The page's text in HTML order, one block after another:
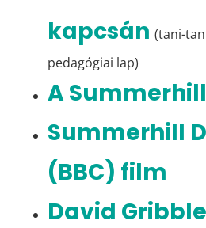
kapcsán (tani-
pedagógiai lap)
A
Summerhill
(BBC) film
David